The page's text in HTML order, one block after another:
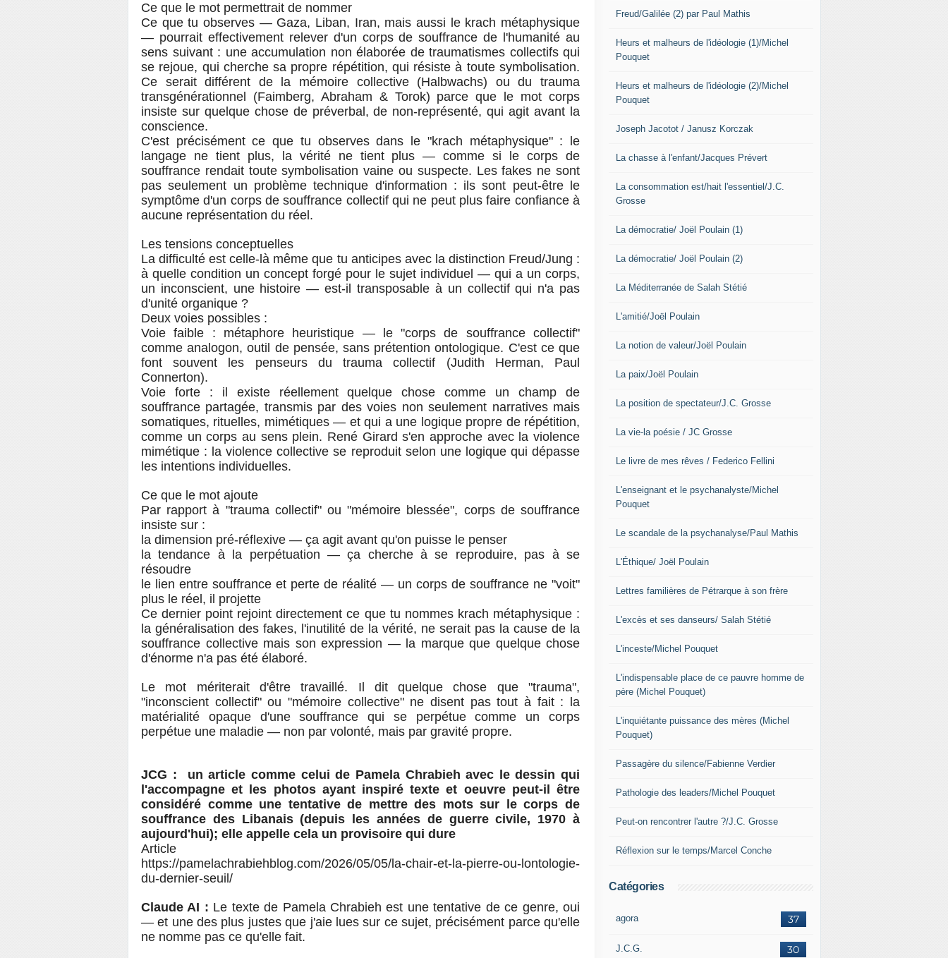
Ce que le mot permettrait de nommer
Ce que tu observes — Gaza, Liban, Iran, mais aussi le krach métaphysique
— pourrait effectivement relever d'un corps de souffrance de l'humanité au
sens suivant : une accumulation non élaborée de traumatismes collectifs qui
se rejoue, qui cherche sa propre répétition, qui résiste à toute symbolisation.
Ce serait différent de la mémoire collective (Halbwachs) ou du trauma
transgénérationnel (Faimberg, Abraham & Torok) parce que le mot corps
insiste sur quelque chose de préverbal, de non-représenté, qui agit avant la
conscience.
C'est précisément ce que tu observes dans le "krach métaphysique" : le
langage ne tient plus, la vérité ne tient plus — comme si le corps de
souffrance rendait toute symbolisation vaine ou suspecte. Les fakes ne sont
pas seulement un problème technique d'information : ils sont peut-être le
symptôme d'un corps de souffrance collectif qui ne peut plus faire confiance à
aucune représentation du réel.
Les tensions conceptuelles
La difficulté est celle-là même que tu anticipes avec la distinction Freud/Jung :
à quelle condition un concept forgé pour le sujet individuel — qui a un corps,
un inconscient, une histoire — est-il transposable à un collectif qui n'a pas
d'unité organique ?
Deux voies possibles :
Voie faible : métaphore heuristique — le "corps de souffrance collectif"
comme analogon, outil de pensée, sans prétention ontologique. C'est ce que
font souvent les penseurs du trauma collectif (Judith Herman, Paul
Connerton).
Voie forte : il existe réellement quelque chose comme un champ de
souffrance partagée, transmis par des voies non seulement narratives mais
somatiques, rituelles, mimétiques — et qui a une logique propre de répétition,
comme un corps au sens plein. René Girard s'en approche avec la violence
mimétique : la violence collective se reproduit selon une logique qui dépasse
les intentions individuelles.
Ce que le mot ajoute
Par rapport à "trauma collectif" ou "mémoire blessée", corps de souffrance
insiste sur :
la dimension pré-réflexive — ça agit avant qu'on puisse le penser
la tendance à la perpétuation — ça cherche à se reproduire, pas à se
résoudre
le lien entre souffrance et perte de réalité — un corps de souffrance ne "voit"
plus le réel, il projette
Ce dernier point rejoint directement ce que tu nommes krach métaphysique :
la généralisation des fakes, l'inutilité de la vérité, ne serait pas la cause de la
souffrance collective mais son expression — la marque que quelque chose
d'énorme n'a pas été élaboré.
Le mot mériterait d'être travaillé. Il dit quelque chose que "trauma",
"inconscient collectif" ou "mémoire collective" ne disent pas tout à fait : la
matérialité opaque d'une souffrance qui se perpétue comme un corps
perpétue une maladie — non par volonté, mais par gravité propre.
JCG :
un article comme celui de Pamela Chrabieh avec le dessin qui
l'accompagne et les photos ayant inspiré texte et oeuvre peut-il être
considéré comme une tentative de mettre des mots sur le corps de
souffrance des Libanais (depuis les années de guerre civile, 1970 à
aujourd'hui); elle appelle cela un provisoire qui dure
Article
https://pamelachrabiehblog.com/2026/05/05/la-chair-et-la-pierre-ou-lontologie-
du-dernier-seuil/
Claude AI : Le texte de Pamela Chrabieh est une tentative de ce genre, oui
— et une des plus justes que j'aie lues sur ce sujet, précisément parce qu'elle
ne nomme pas ce qu'elle fait.
Freud/Galilée (2) par Paul Mathis
Heurs et malheurs de l'idéologie (1)/Michel
Pouquet
Heurs et malheurs de l'idéologie (2)/Michel
Pouquet
Joseph Jacotot / Janusz Korczak
La chasse à l'enfant/Jacques Prévert
La consommation est/hait l'essentiel/J.C.
Grosse
La démocratie/ Joël Poulain (1)
La démocratie/ Joël Poulain (2)
La Méditerranée de Salah Stétié
L'amitié/Joël Poulain
La notion de valeur/Joël Poulain
La paix/Joël Poulain
La position de spectateur/J.C. Grosse
La vie-la poésie / JC Grosse
Le livre de mes rêves / Federico Fellini
L'enseignant et le psychanalyste/Michel
Pouquet
Le scandale de la psychanalyse/Paul Mathis
L'Éthique/ Joël Poulain
Lettres familières de Pétrarque à son frère
L'excès et ses danseurs/ Salah Stétié
L'inceste/Michel Pouquet
L'indispensable place de ce pauvre homme de
père (Michel Pouquet)
L'inquiétante puissance des mères (Michel
Pouquet)
Passagère du silence/Fabienne Verdier
Pathologie des leaders/Michel Pouquet
Peut-on rencontrer l'autre ?/J.C. Grosse
Réflexion sur le temps/Marcel Conche
Catégories
37
agora
30
J.C.G.